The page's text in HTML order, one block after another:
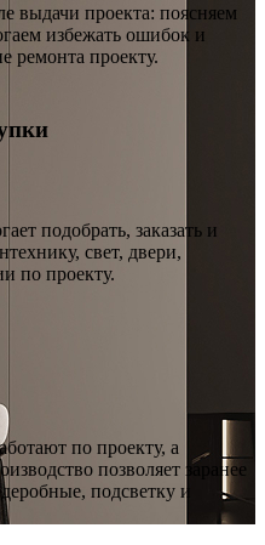
выдачи проекта: поясняем
избежать ошибок и
ремонта проекту.
подобрать, заказать и
свет, двери,
по проекту.
по проекту, а
позволяет заранее
подсветку и